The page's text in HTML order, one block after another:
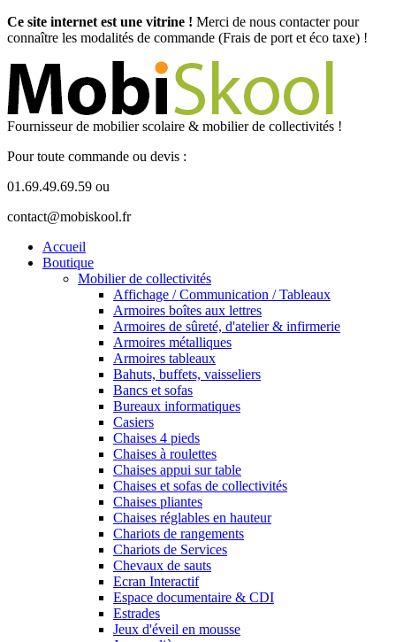
Ce site internet est une vitrine ! Merci de nous contacter pour
connaître les modalités de commande (Frais de port et éco taxe) !
Fournisseur de mobilier scolaire & mobilier de collectivités !
Pour toute commande ou devis :
01.69.49.69.59 ou
contact@mobiskool.fr
Accueil
Boutique
Mobilier de collectivités
Affichage / Communication / Tableaux
Armoires boîtes aux lettres
Armoires de sûreté, d'atelier & infirmerie
Armoires métalliques
Armoires tableaux
Bahuts, buffets, vaisseliers
Bancs et sofas
Bureaux informatiques
Casiers
Chaises 4 pieds
Chaises à roulettes
Chaises appui sur table
Chaises et sofas de collectivités
Chaises pliantes
Chaises réglables en hauteur
Chariots de rangements
Chariots de Services
Chevaux de sauts
Ecran Interactif
Espace documentaire & CDI
Estrades
Jeux d'éveil en mousse